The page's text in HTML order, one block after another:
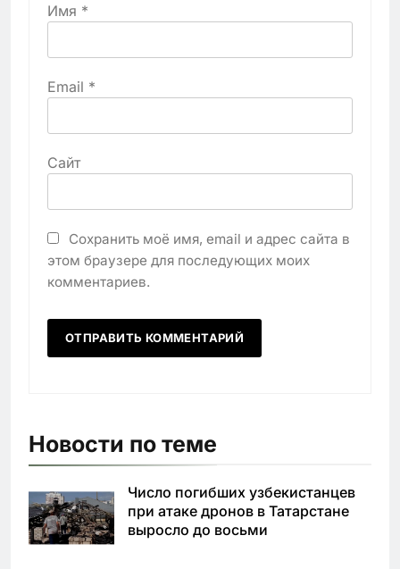
Имя *
Email *
Сайт
Сохранить моё имя, email и адрес сайта в
этом браузере для последующих моих
комментариев.
Новости по теме
Число погибших узбекистанцев
при атаке дронов в Татарстане
выросло до восьми